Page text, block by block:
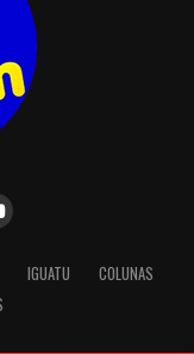
IGUATU
COLUNAS